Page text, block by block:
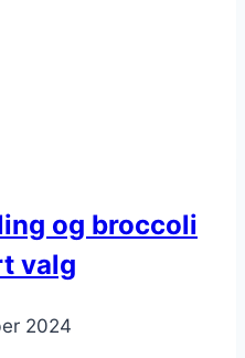
og broccoli
valg
2024